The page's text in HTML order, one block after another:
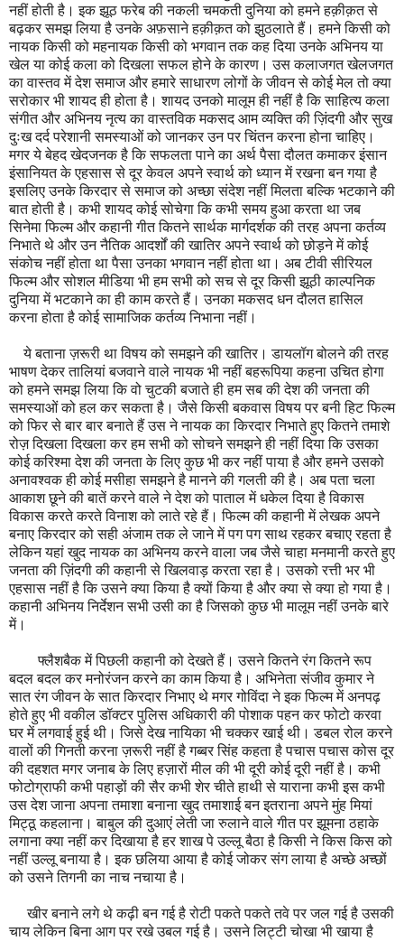
नहीं होती है। इक झूठ फरेब की नकली चमकती दुनिया को हमने हक़ीक़त से
बढ़कर समझ लिया है उनके अफ़साने हक़ीक़त को झुठलाते हैं। हमने किसी को
नायक किसी को महनायक किसी को भगवान तक कह दिया उनके अभिनय या
खेल या कोई कला को दिखला सफल होने के कारण। उस कलाजगत खेलजगत
का वास्तव में देश समाज और हमारे साधारण लोगों के जीवन से कोई मेल तो क्या
सरोकार भी शायद ही होता है। शायद उनको मालूम ही नहीं है कि साहित्य कला
संगीत और अभिनय नृत्य का वास्तविक मकसद आम व्यक्ति की ज़िंदगी और सुख
दुःख दर्द परेशानी समस्याओं को जानकर उन पर चिंतन करना होना चाहिए।
मगर ये बेहद खेदजनक है कि सफलता पाने का अर्थ पैसा दौलत कमाकर इंसान
इंसानियत के एहसास से दूर केवल अपने स्वार्थ को ध्यान में रखना बन गया है
इसलिए उनके किरदार से समाज को अच्छा संदेश नहीं मिलता बल्कि भटकाने की
बात होती है। कभी शायद कोई सोचेगा कि कभी समय हुआ करता था जब
सिनेमा फिल्म और कहानी गीत कितने सार्थक मार्गदर्शक की तरह अपना कर्तव्य
निभाते थे और उन नैतिक आदर्शों की खातिर अपने स्वार्थ को छोड़ने में कोई
संकोच नहीं होता था पैसा उनका भगवान नहीं होता था। अब टीवी सीरियल
फिल्म और सोशल मीडिया भी हम सभी को सच से दूर किसी झूठी काल्पनिक
दुनिया में भटकाने का ही काम करते हैं। उनका मकसद धन दौलत हासिल
करना होता है कोई सामाजिक कर्तव्य निभाना नहीं।
ये बताना ज़रूरी था विषय को समझने की खातिर। डायलॉग बोलने की तरह
भाषण देकर तालियां बजवाने वाले नायक भी नहीं बहरूपिया कहना उचित होगा
को हमने समझ लिया कि वो चुटकी बजाते ही हम सब की देश की जनता की
समस्याओं को हल कर सकता है। जैसे किसी बकवास विषय पर बनी हिट फिल्म
को फिर से बार बार बनाते हैं उस ने नायक का किरदार निभाते हुए कितने तमाशे
रोज़ दिखला दिखला कर हम सभी को सोचने समझने ही नहीं दिया कि उसका
कोई करिश्मा देश की जनता के लिए कुछ भी कर नहीं पाया है और हमने उसको
अनावश्वक ही कोई मसीहा समझने है मानने की गलती की है। अब पता चला
आकाश छूने की बातें करने वाले ने देश को पाताल में धकेल दिया है विकास
विकास करते करते विनाश को लाते रहे हैं। फिल्म की कहानी में लेखक अपने
बनाए किरदार को सही अंजाम तक ले जाने में पग पग साथ रहकर बचाए रहता है
लेकिन यहां खुद नायक का अभिनय करने वाला जब जैसे चाहा मनमानी करते हुए
जनता की ज़िंदगी की कहानी से खिलवाड़ करता रहा है। उसको रत्ती भर भी
एहसास नहीं है कि उसने क्या किया है क्यों किया है और क्या से क्या हो गया है।
कहानी अभिनय निर्देशन सभी उसी का है जिसको कुछ भी मालूम नहीं उनके बारे
में।
फ्लैशबैक में पिछली कहानी को देखते हैं। उसने कितने रंग कितने रूप
बदल बदल कर मनोरंजन करने का काम किया है। अभिनेता संजीव कुमार ने
सात रंग जीवन के सात किरदार निभाए थे मगर गोविंदा ने इक फिल्म में अनपढ़
होते हुए भी वकील डॉक्टर पुलिस अधिकारी की पोशाक पहन कर फोटो करवा
घर में लगवाई हुई थी। जिसे देख नायिका भी चक्कर खाई थी। डबल रोल करने
वालों की गिनती करना ज़रूरी नहीं है गब्बर सिंह कहता है पचास पचास कोस दूर
की दहशत मगर जनाब के लिए हज़ारों मील की भी दूरी कोई दूरी नहीं है। कभी
फोटोग्राफी कभी पहाड़ों की सैर कभी शेर चीते हाथी से याराना कभी इस कभी
उस देश जाना अपना तमाशा बनाना खुद तमाशाई बन इतराना अपने मुंह मियां
मिट्ठू कहलाना। बाबुल की दुआएं लेती जा रुलाने वाले गीत पर झूमना ठहाके
लगाना क्या नहीं कर दिखाया है हर शाख पे उल्लू बैठा है किसी ने किस किस को
नहीं उल्लू बनाया है। इक छलिया आया है कोई जोकर संग लाया है अच्छे अच्छों
को उसने तिगनी का नाच नचाया है।
खीर बनाने लगे थे कढ़ी बन गई है रोटी पकते पकते तवे पर जल गई है उसकी
चाय लेकिन बिना आग पर रखे उबल गई है। उसने लिट्टी चोखा भी खाया है